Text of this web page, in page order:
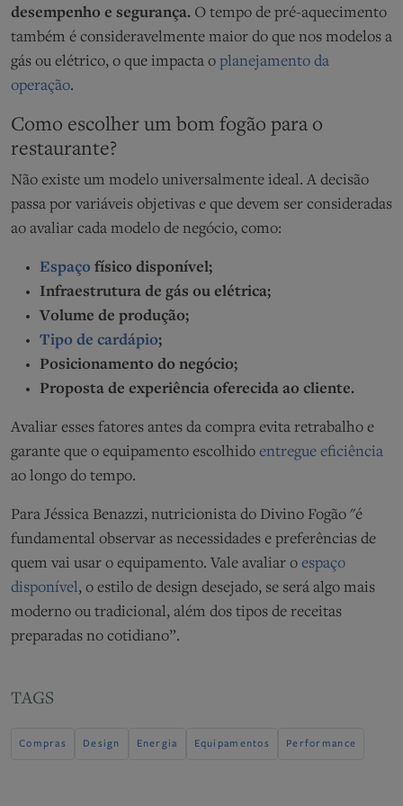
desempenho e segurança. O tempo de pré-aquecimento
também é consideravelmente maior do que nos modelos a
gás ou elétrico, o que impacta o planejamento da
operação.
Como escolher um bom fogão para o
restaurante?
Não existe um modelo universalmente ideal. A decisão
passa por variáveis objetivas e que devem ser consideradas
ao avaliar cada modelo de negócio, como:
Espaço físico disponível;
Infraestrutura de gás ou elétrica;
Volume de produção;
Tipo de cardápio;
Posicionamento do negócio;
Proposta de experiência oferecida ao cliente.
Avaliar esses fatores antes da compra evita retrabalho e
garante que o equipamento escolhido entregue eficiência
ao longo do tempo.
Para Jéssica Benazzi, nutricionista do Divino Fogão "é
fundamental observar as necessidades e preferências de
quem vai usar o equipamento. Vale avaliar o espaço
disponível, o estilo de design desejado, se será algo mais
moderno ou tradicional, além dos tipos de receitas
preparadas no cotidiano”.
TAGS
Compras Design Energia Equipamentos Performance